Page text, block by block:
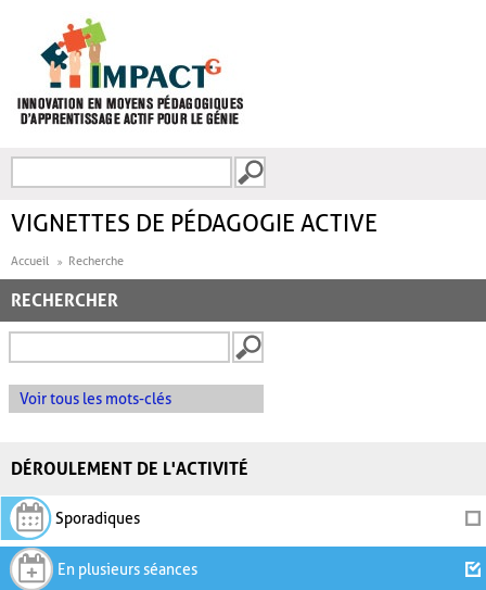
FORMULAIRE DE
VIGNETTES DE PÉDAGOGIE ACTIVE
Accueil Recherche
RECHERCHER
Voir tous les mots-clés
DÉROULEMENT DE L'ACTIVITÉ
Sporadiques
En plusieurs séances